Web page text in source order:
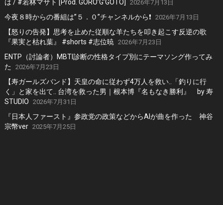
は / #若林マサト [Prod. GORO’G’GOTO]
2026年7月13日
今夜８時からの番組は”５．０”チャンネルから❗️ 2026年7月13日
【怒りの告発】思考を止めた従順な羊たちを叩き起こす反逆の歌
『果実と枯れ葉』 #shorts #志位暁 2026年7月23日
ENTP（討論者）MBTI診断の性格タイプ別にテーマソング作ってみ
た
2026年7月23日
【寿ガールズバンド】天皇の命に従わず4万人を救い..「釣りに行
く」と家を出て.. 台湾を救った男｜根本博『名もなき勝利』 by 寿
STUDIO 2026年7月31日
『日本人ファースト』参政党の政策などからAIが曲を作った 神谷
宗幣ver 2025年7月25日